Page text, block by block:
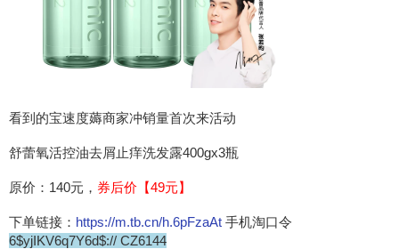
看到的宝速度薅商家冲销量首次来活动
舒蕾氧活控油去屑止痒洗发露400gx3瓶
原价：140元， 券后价【49元】
下单链接： https://m.tb.cn/h.6pFzaAt 手机淘口令
6$yjIKV6q7Y6d$:// CZ6144